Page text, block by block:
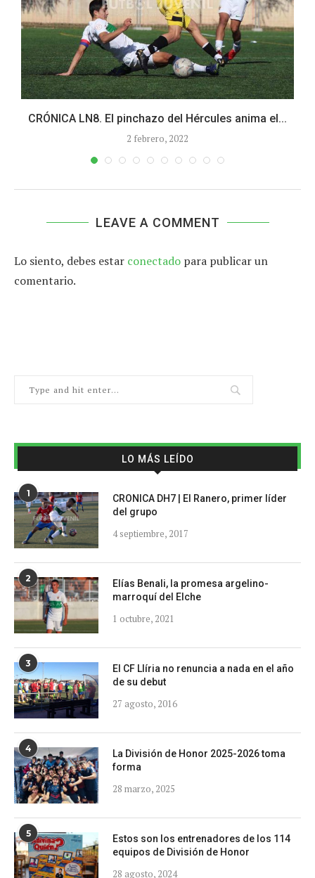
CRÓNICA LN8. El pinchazo del Hércules anima el...
2 febrero, 2022
LEAVE A COMMENT
Lo siento, debes estar conectado para publicar un
comentario.
LO MÁS LEÍDO
1
CRONICA DH7 | El Ranero, primer líder
del grupo
4 septiembre, 2017
2
Elías Benali, la promesa argelino-
marroquí del Elche
1 octubre, 2021
3
El CF Llíria no renuncia a nada en el año
de su debut
27 agosto, 2016
4
La División de Honor 2025-2026 toma
forma
28 marzo, 2025
5
Estos son los entrenadores de los 114
equipos de División de Honor
28 agosto, 2024